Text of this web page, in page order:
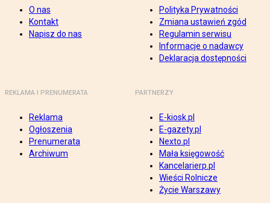
O nas
Kontakt
Napisz do nas
Polityka Prywatności
Zmiana ustawień zgód
Regulamin serwisu
Informacje o nadawcy
Deklaracja dostępności
REKLAMA I PRENUMERATA
Reklama
Ogłoszenia
Prenumerata
Archiwum
PARTNERZY
E-kiosk.pl
E-gazety.pl
Nexto.pl
Mała księgowość
Kancelarierp.pl
Wieści Rolnicze
Życie Warszawy